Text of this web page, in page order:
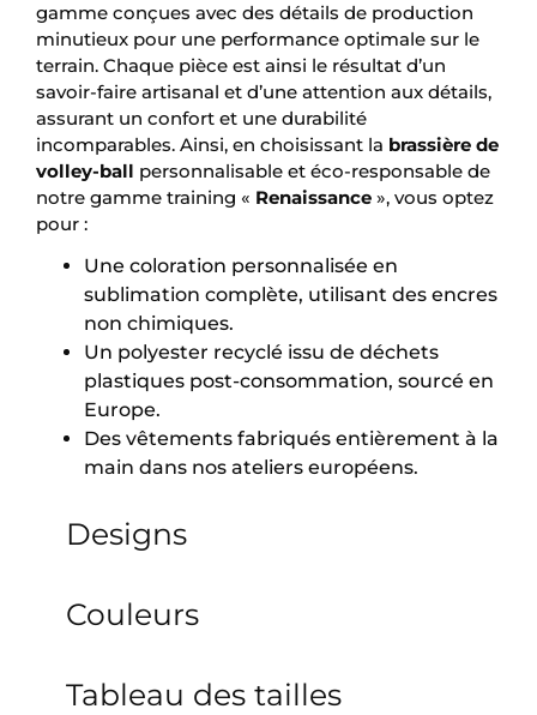
Designs
Couleurs
Tableau des tailles
gamme conçues avec des détails de production
minutieux pour une performance optimale sur le
terrain. Chaque pièce est ainsi le résultat d’un
savoir-faire artisanal et d’une attention aux détails,
assurant un confort et une durabilité
incomparables. Ainsi, en choisissant la brassière de
volley-ball personnalisable et éco-responsable de
notre gamme training « Renaissance », vous optez
pour :
Une coloration personnalisée en
sublimation complète, utilisant des encres
non chimiques.
Un polyester recyclé issu de déchets
plastiques post-consommation, sourcé en
Europe.
Des vêtements fabriqués entièrement à la
main dans nos ateliers européens.